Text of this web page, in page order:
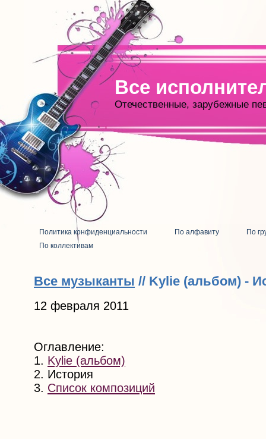
Все
Отечественные, зарубежные
Политика конфиденциальности По алфавиту
По
По коллективам
Все музыканты // Kylie (альбом) -
12 февраля 2011
Оглавление:
1. Kylie (альбом)
2. История
3. Список композиций